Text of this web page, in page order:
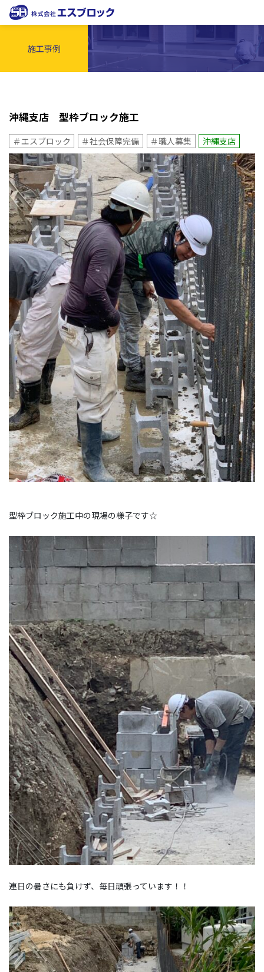
施工事例
沖縄支店 型枠ブロック施工
＃エスブロック ＃社会保障完備 ＃職人募集 沖縄支店
型枠ブロック施工中の現場の様子です☆
連日の暑さにも負けず、毎日頑張っています！！